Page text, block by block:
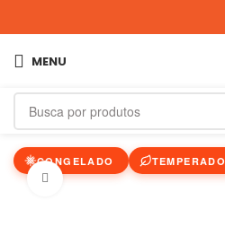
MENU
CONGELADO TEMPERADO
Clique para ampliar